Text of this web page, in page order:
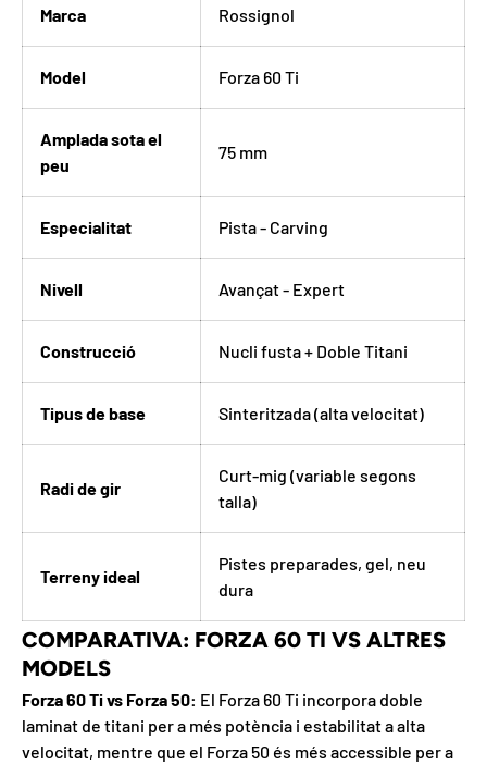
Marca Rossignol
Model Forza 60 Ti
Amplada sota el
peu
75 mm
Especialitat Pista - Carving
Nivell Avançat - Expert
Construcció Nucli fusta + Doble Titani
Tipus de base Sinteritzada (alta velocitat)
Radi de gir
Curt-mig (variable segons
talla)
Terreny ideal
Pistes preparades, gel, neu
dura
COMPARATIVA: FORZA 60 TI VS ALTRES
MODELS
Forza 60 Ti vs Forza 50: El Forza 60 Ti incorpora doble
laminat de titani per a més potència i estabilitat a alta
velocitat, mentre que el Forza 50 és més accessible per a